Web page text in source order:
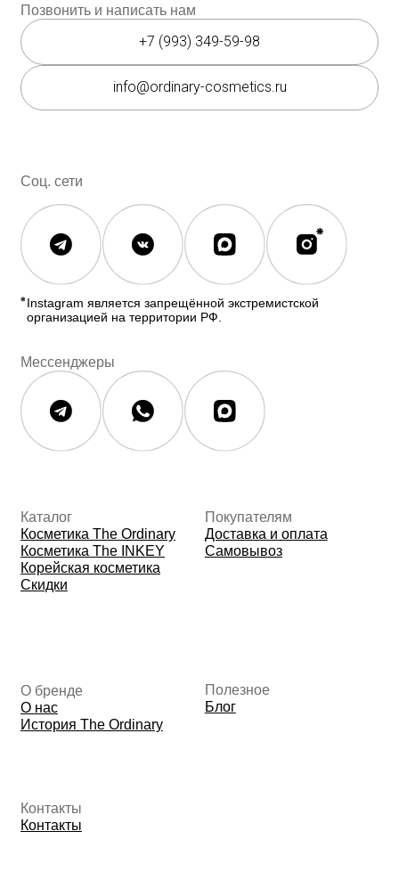
© 2026 The Ordinary Cosmetics
Юридическая документация
Публичная оферта
Контакты
Полезное
Блог
О бренде
О нас
История The Ordinary
Покупателям
Доставка и оплата
Каталог
Косметика The Ordinary
Данные о компании
ИП Фомина Е.А.
ИНН: 370305605701